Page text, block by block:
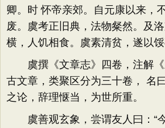
卿。时 怀帝亲郊。自元康以来，
废。虞考正旧典，法物粲然。及
横，人饥相食。虞素清贫，遂以馁
虞撰《文章志》四卷，注解《
古文章，类聚区分为三十卷， 名
之论，辞理惬当，为世所重。
虞善观玄象，尝谓友人曰：“